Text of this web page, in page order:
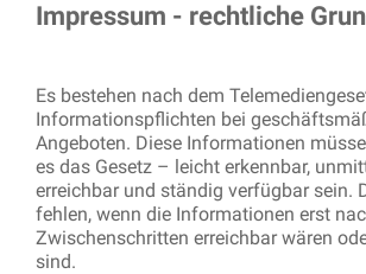
Impressum - rechtliche
Es bestehen nach dem
Informationspflichten bei
Angeboten. Diese Informationen
es das Gesetz – leicht erkennbar,
erreichbar und ständig verfügbar sein.
fehlen, wenn die Informationen erst
Zwischenschritten erreichbar wären
sind.